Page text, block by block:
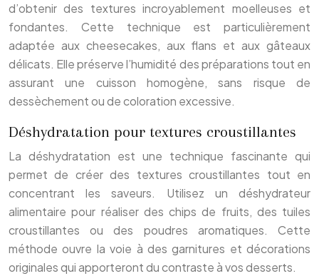
d’obtenir des textures incroyablement moelleuses et
fondantes. Cette technique est particulièrement
adaptée aux cheesecakes, aux flans et aux gâteaux
délicats. Elle préserve l’humidité des préparations tout en
assurant une cuisson homogène, sans risque de
dessèchement ou de coloration excessive.
Déshydratation pour textures croustillantes
La déshydratation est une technique fascinante qui
permet de créer des textures croustillantes tout en
concentrant les saveurs. Utilisez un déshydrateur
alimentaire pour réaliser des chips de fruits, des tuiles
croustillantes ou des poudres aromatiques. Cette
méthode ouvre la voie à des garnitures et décorations
originales qui apporteront du contraste à vos desserts.